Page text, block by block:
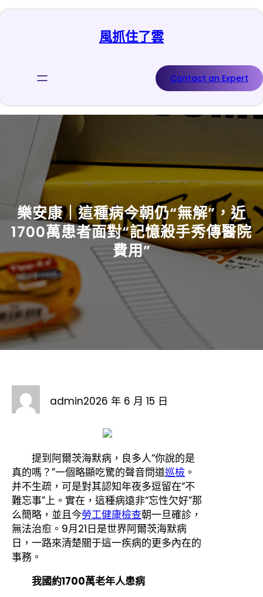
跳
風抓住了雲
Contact an Expert
樂安康｜這種病今朝仍“無解”，近
1700萬患者面對“記憶殺手秀傳醫院
費用”
admin2026 年 6 月 15 日
提到阿爾茨海默病，良多人“你說的是
真的嗎？”一個略顯吃驚的聲音問道巡檢 。
并不生疏，可是對其認知年夜多逗留在“不
難忘事”上。實在，這種病遠非“忘性欠好”那
么簡略，並且今勞工健康檢查朝一旦確診，
無法治愈。9月21日是世界阿爾茨海默病
日，一路來清楚關于這一疾病的更多內在的
事務。
我國約1700萬老年人患病